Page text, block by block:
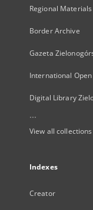
Regional Materials
Border Archive
Gazeta
International
Digital Library
...
View all collections
Indexes
Creator